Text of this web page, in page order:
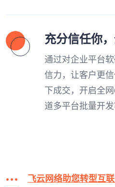
充分信任你
通过对企业平台
信力，让客户更
下成交，开启全
道多平台批量开发
飞云网络助您转型互